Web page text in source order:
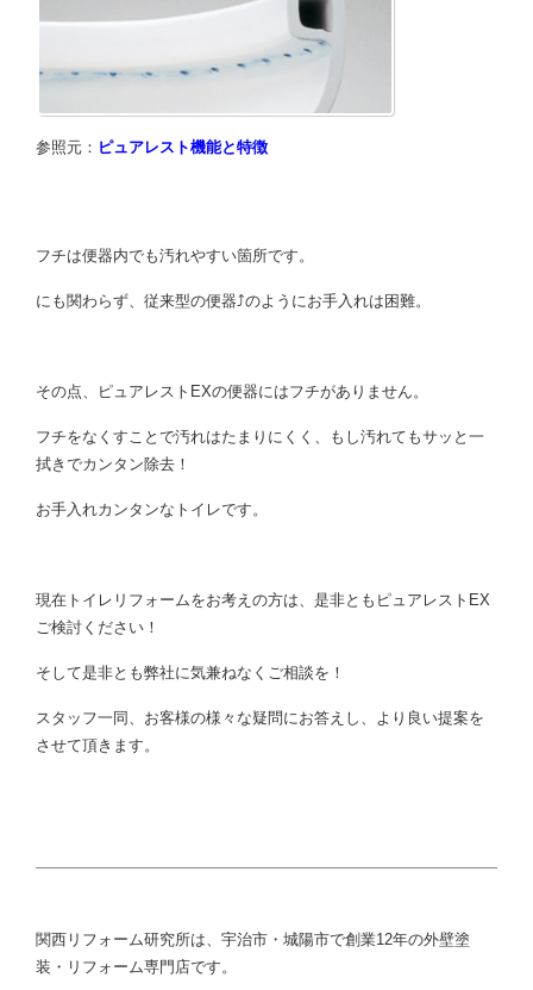
参照元： ピュアレスト機能と特徴
フチは便器内でも汚れやすい箇所です。
にも関わらず、従来型の便器⤴︎のようにお手入れは困難。
その点、ピュアレストEXの便器にはフチがありません。
フチをなくすことで汚れはたまりにくく、もし汚れてもサッと一
拭きでカンタン除去！
お手入れカンタンなトイレです。
現在トイレリフォームをお考えの方は、是非ともピュアレストEX
ご検討ください！
そして是非とも弊社に気兼ねなくご相談を！
スタッフ一同、お客様の様々な疑問にお答えし、より良い提案を
させて頂きます。
関西リフォーム研究所は、宇治市・城陽市で創業12年の外壁塗
装・リフォーム専門店です。